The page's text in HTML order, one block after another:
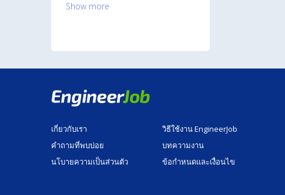
Show more
เกี่ยวกับเรา
คำถามที่พบบ่อย
นโบายความเป็นส่วนตัว
วิธีใช้งาน EngineerJob
บทความงาน
ข้อกำหนดและเงื่อนไข